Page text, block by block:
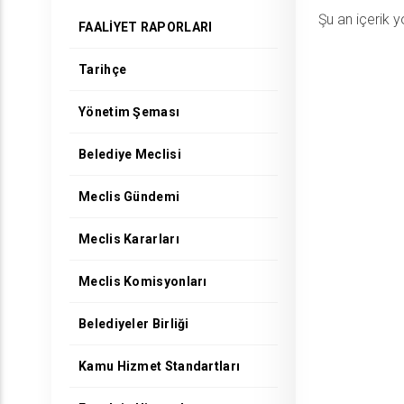
FAALİYET RAPORLARI
Tarihçe
Yönetim Şeması
Belediye Meclisi
Meclis Gündemi
Meclis Kararları
Meclis Komisyonları
Belediyeler Birliği
Kamu Hizmet Standartları
Şu an içerik